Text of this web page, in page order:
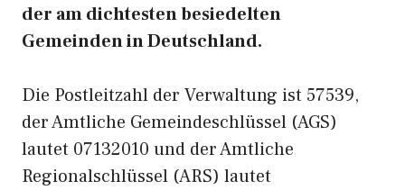
der am dichtesten besiedelten
Gemeinden in Deutschland.
Die Postleitzahl der Verwaltung ist 57539,
der Amtliche Gemeindeschlüssel (AGS)
lautet 07132010 und der Amtliche
Regionalschlüssel (ARS) lautet